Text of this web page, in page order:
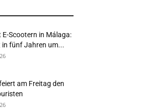
E-Scootern in Málaga:
in fünf Jahren um...
am Freitag den